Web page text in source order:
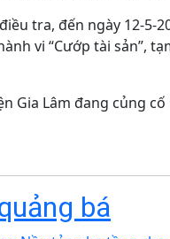
tra, đến ngày 12-5-
vi “Cướp tài sản”,
Gia Lâm đang củng
bá